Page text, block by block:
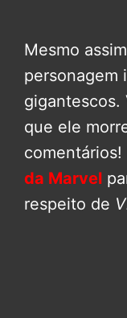
Mesmo
personagem
gigantescos.
que ele
da Marvel
respeito de